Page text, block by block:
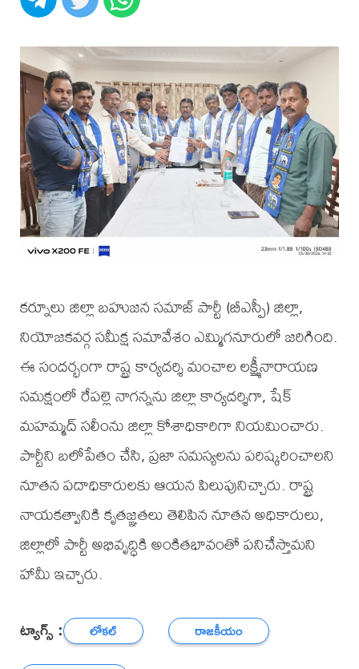
కర్నూలు జిల్లా బహుజన సమాజ్ పార్టీ (బీఎస్పీ) జిల్లా,
నియోజకవర్గ సమీక్ష సమావేశం ఎమ్మిగనూరులో జరిగింది.
ఈ సందర్భంగా రాష్ట్ర కార్యదర్శి మంచాల లక్ష్మీనారాయణ
సమక్షంలో రేపల్లె నాగన్నను జిల్లా కార్యదర్శిగా, షేక్
మహమ్మద్ సలీంను జిల్లా కోశాధికారిగా నియమించారు.
పార్టీని బలోపేతం చేసి, ప్రజా సమస్యలను పరిష్కరించాలని
నూతన పదాధికారులకు ఆయన పిలుపునిచ్చారు. రాష్ట్ర
నాయకత్వానికి కృతజ్ఞతలు తెలిపిన నూతన అధికారులు,
జిల్లాలో పార్టీ అభివృద్ధికి అంకితభావంతో పనిచేస్తామని
హామీ ఇచ్చారు.
ట్యాగ్స్ : లోకల్
రాజకీయం